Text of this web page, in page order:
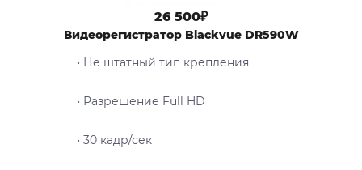
26 500₽
Видеорегистратор Blackvue DR590W
• Не штатный тип крепления
• Разрешение Full HD
• 30 кадр/сек